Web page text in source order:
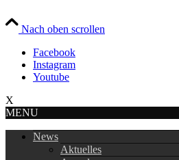
Nach oben scrollen
Facebook
Instagram
Youtube
X
MENU
News
Aktuelles